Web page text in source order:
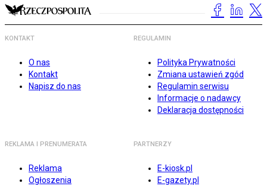
KONTAKT
O nas
Kontakt
Napisz do nas
REGULAMIN
Polityka Prywatności
Zmiana ustawień zgód
Regulamin serwisu
Informacje o nadawcy
Deklaracja dostępności
REKLAMA I PRENUMERATA
Reklama
Ogłoszenia
PARTNERZY
E-kiosk.pl
E-gazety.pl